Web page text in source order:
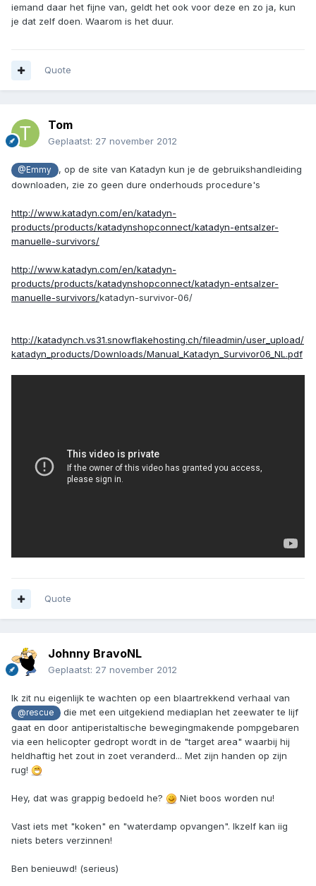
iemand daar het fijne van, geldt het ook voor deze en zo ja, kun
je dat zelf doen. Waarom is het duur.
Quote
Tom
Geplaatst: 27 november 2012
@Emmy
, op de site van Katadyn kun je de gebruikshandleiding
downloaden, zie zo geen dure onderhouds procedure's
http://www.katadyn.com/en/katadyn-
products/products/katadynshopconnect/katadyn-entsalzer-
manuelle-survivors/
http://www.katadyn.com/en/katadyn-
products/products/katadynshopconnect/katadyn-entsalzer-
manuelle-survivors/katadyn-survivor-06/
http://katadynch.vs31.snowflakehosting.ch/fileadmin/user_upload/
katadyn_products/Downloads/Manual_Katadyn_Survivor06_NL.pdf
Quote
Johnny BravoNL
Geplaatst: 27 november 2012
Ik zit nu eigenlijk te wachten op een blaartrekkend verhaal van
@rescue
die met een uitgekiend mediaplan het zeewater te lijf
gaat en door antiperistaltische bewegingmakende pompgebaren
via een helicopter gedropt wordt in de "target area" waarbij hij
heldhaftig het zout in zoet veranderd... Met zijn handen op zijn
rug!
Hey, dat was grappig bedoeld he? Niet boos worden nu!
Vast iets met "koken" en "waterdamp opvangen". Ikzelf kan iig
niets beters verzinnen!
Ben benieuwd! (serieus)